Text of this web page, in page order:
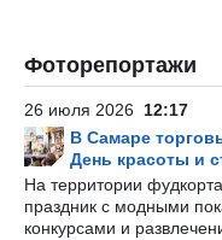
Фоторепортажи
26 июля 2026 12:17
В Самаре
День красоты и
На территории
праздник с модными
конкурсами и